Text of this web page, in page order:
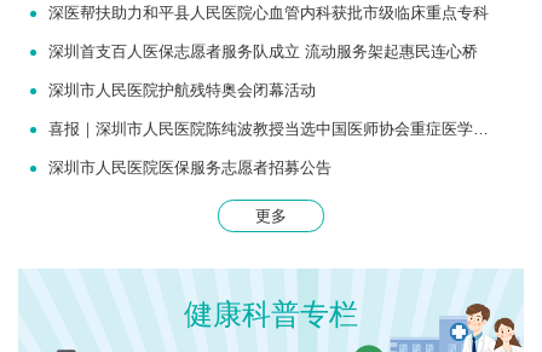
深医帮扶助力和平县人民医院心血管内科获批市级临床重点专科
深圳首支百人医保志愿者服务队成立 流动服务架起惠民连心桥
深圳市人民医院护航残特奥会闭幕活动
喜报｜深圳市人民医院陈纯波教授当选中国医师协会重症医学医师分会常务委员
深圳市人民医院医保服务志愿者招募公告
更多
健康科普专栏